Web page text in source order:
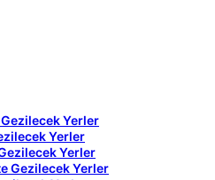
Yerler
Yerler
Yerler
Gezilecek Yerler